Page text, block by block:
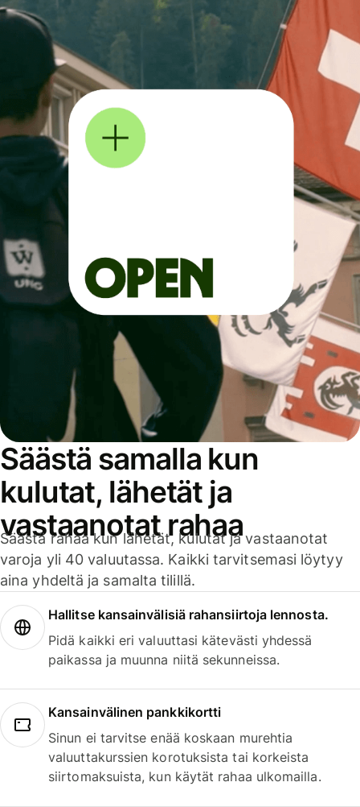
Säästä samalla kun
kulutat, lähetät ja
vastaanotat rahaa
Säästä rahaa kun lähetät, kulutat ja vastaanotat
varoja yli 40 valuutassa. Kaikki tarvitsemasi löytyy
aina yhdeltä ja samalta tilillä.
Hallitse kansainvälisiä rahansiirtoja lennosta.
Pidä kaikki eri valuuttasi kätevästi yhdessä
paikassa ja muunna niitä sekunneissa.
Kansainvälinen pankkikortti
Sinun ei tarvitse enää koskaan murehtia
valuuttakurssien korotuksista tai korkeista
siirtomaksuista, kun käytät rahaa ulkomailla.